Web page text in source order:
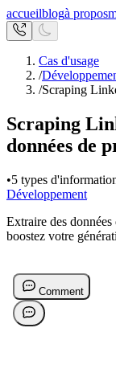
accueilblogà propos
Cas d'usage
/
/Scraping
Scraping
données de
•5 types
Développement
Extraire des
boostez votre